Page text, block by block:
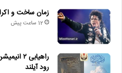
• افتتاح نمایش «یک فیل ناپدید شده
• جزئیات اکران مستند «ماسک» منتشر شد
آذرخش و رقص فانتوم‌ها
زمان ساخت و اکران
12 ساعت پیش
راهیابی
رود آیلند